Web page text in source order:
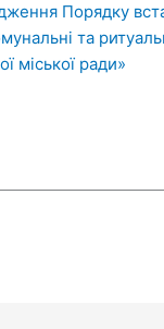
Порядку
та
міської ради»